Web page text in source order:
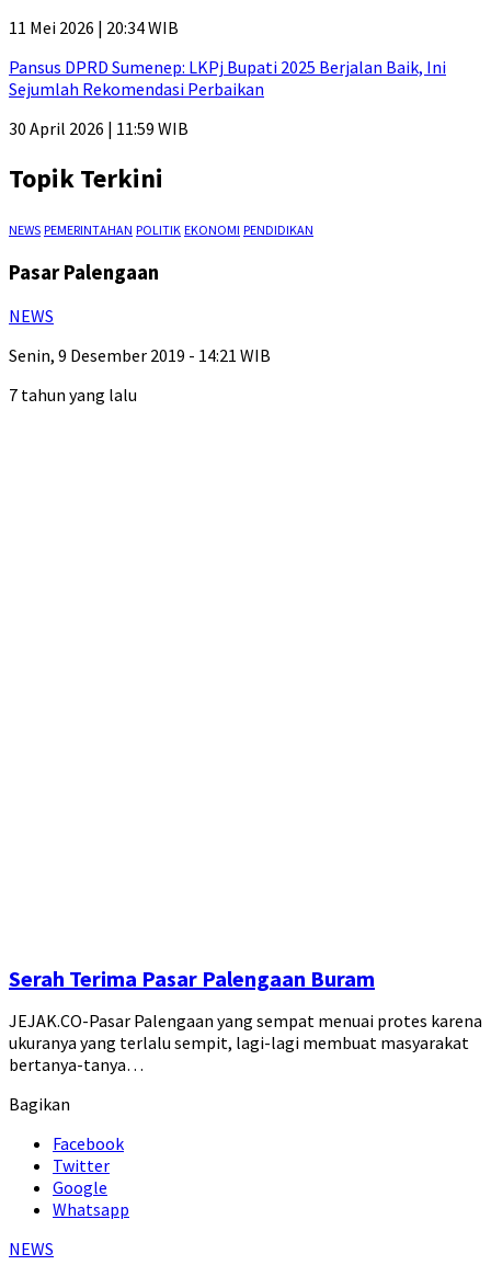
11 Mei 2026 | 20:34 WIB
Pansus DPRD Sumenep: LKPj Bupati 2025 Berjalan Baik, Ini
Sejumlah Rekomendasi Perbaikan
30 April 2026 | 11:59 WIB
Topik Terkini
NEWS PEMERINTAHAN POLITIK EKONOMI PENDIDIKAN
Pasar Palengaan
NEWS
Senin, 9 Desember 2019 - 14:21 WIB
7 tahun yang lalu
Serah Terima Pasar Palengaan Buram
JEJAK.CO-Pasar Palengaan yang sempat menuai protes karena
ukuranya yang terlalu sempit, lagi-lagi membuat masyarakat
bertanya-tanya…
Bagikan
Facebook
Twitter
Google
Whatsapp
NEWS